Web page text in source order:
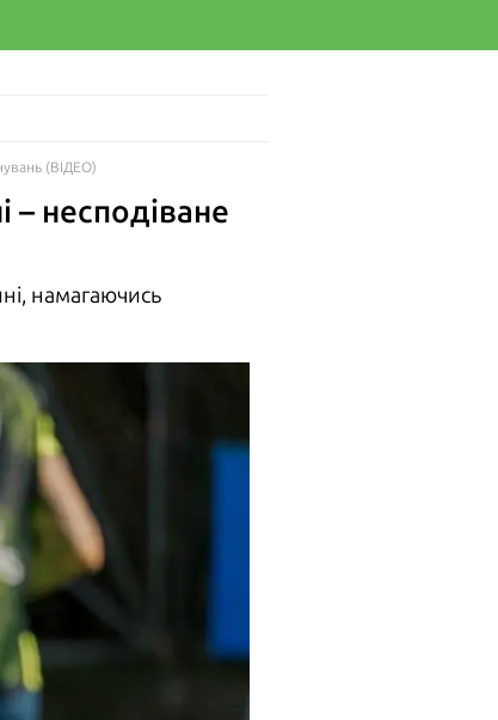
(ВІДЕО)
– несподіване
намагаючись